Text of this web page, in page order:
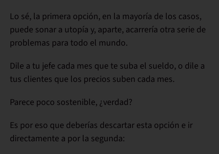
Lo sé, la primera opción, en la mayoría de los casos,
puede sonar a utopía y, aparte, acarrería otra serie de
problemas para todo el mundo.
Dile a tu jefe cada mes que te suba el sueldo, o dile a
tus clientes que los precios suben cada mes.
Parece poco sostenible, ¿verdad?
Es por eso que deberías descartar esta opción e ir
directamente a por la segunda: